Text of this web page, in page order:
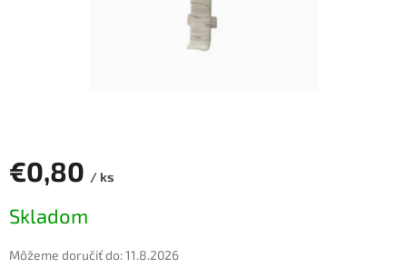
€0,80 / ks
cena:
Skladom
Môžeme doručiť do:11.8.2026